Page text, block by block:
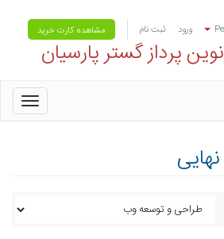
ورود ثبت نام مشاهده کارت خرید
پرداز گستر پارسیان